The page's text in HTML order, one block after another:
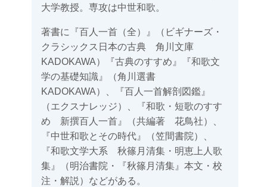
大学教授。専攻は中世和歌。
著書に『百人一首（全）』（ビギナーズ・
クラシックス日本の古典 角川文庫
KADOKAWA）『古典のすすめ』『和歌文
学の基礎知識』（角川選書
KADOKAWA）、『百人一首解剖図鑑』
（エクスナレッジ）、『和歌・短歌のすす
め 新撰百人一首』（共編著 花鳥社）、
『中世和歌とその時代』（笠間書院）、
『和歌文学大系 秋篠月清集・明恵上人歌
集』（明治書院・『秋篠月清集』本文・校
注・解説）などがある。